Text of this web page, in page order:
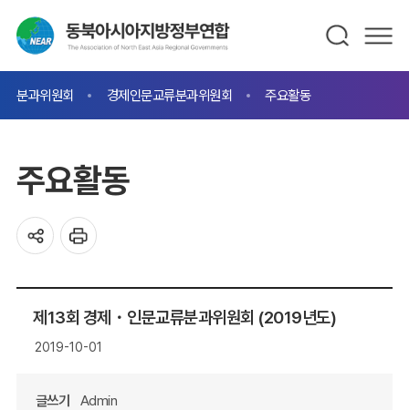
분과위원회 경제인문교류분과위원회 주요활동
주요활동
제13회 경제・인문교류분과위원회 (2019년도)
2019-10-01
글쓰기 Admin